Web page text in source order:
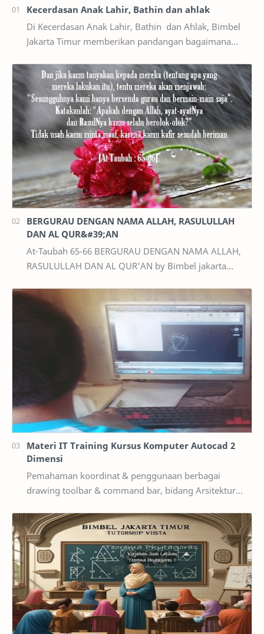
Kecerdasan Anak Lahir, Bathin dan ahlak
Di Kecerdasan Anak Lahir, Bathin dan Ahlak, Bimbel
Jakarta Timur memberikan pandangan bagaimana
itu. Manusi…
BERGURAU DENGAN NAMA ALLAH, RASULULLAH
DAN AL QUR&#39;AN
At-Taubah 65-66 BERGURAU DENGAN NAMA ALLAH,
RASULULLAH DAN AL QUR'AN by Bimbel jakarta
yang m…
Materi IT Training Kursus Komputer Autocad 2
Dimensi
Pemahaman koordinat & penggunaan berbagai
drawing toolbar & command bar, bidang Arsitektur